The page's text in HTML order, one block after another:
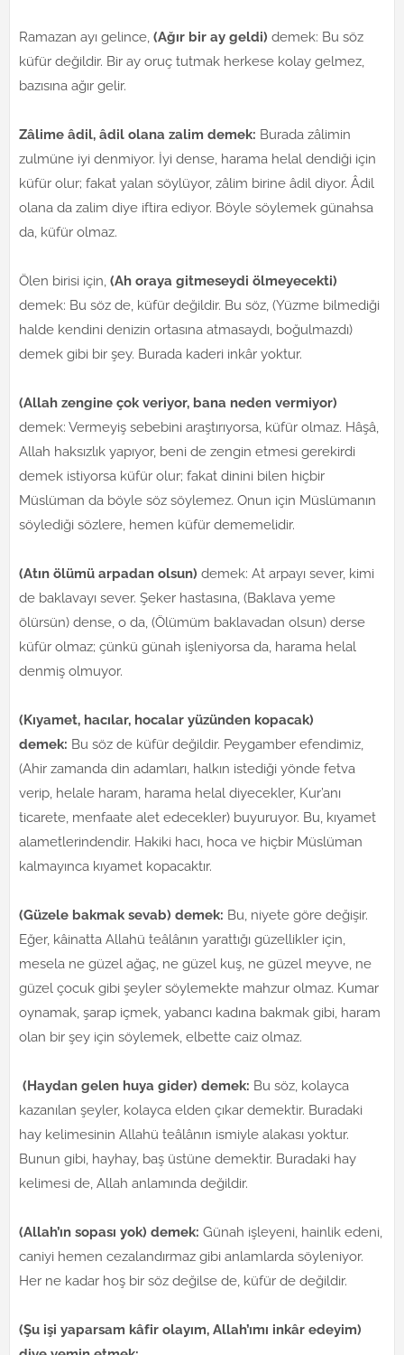
Ramazan ayı gelince, (Ağır bir ay geldi) demek: Bu söz
küfür değildir. Bir ay oruç tutmak herkese kolay gelmez,
bazısına ağır gelir.
Zâlime âdil, âdil olana zalim demek: Burada zâlimin
zulmüne iyi denmiyor. İyi dense, harama helal dendiği için
küfür olur; fakat yalan söylüyor, zâlim birine âdil diyor. Âdil
olana da zalim diye iftira ediyor. Böyle söylemek günahsa
da, küfür olmaz.
Ölen birisi için, (Ah oraya gitmeseydi ölmeyecekti)
demek: Bu söz de, küfür değildir. Bu söz, (Yüzme bilmediği
halde kendini denizin ortasına atmasaydı, boğulmazdı)
demek gibi bir şey. Burada kaderi inkâr yoktur.
(Allah zengine çok veriyor, bana neden vermiyor)
demek: Vermeyiş sebebini araştırıyorsa, küfür olmaz. Hâşâ,
Allah haksızlık yapıyor, beni de zengin etmesi gerekirdi
demek istiyorsa küfür olur; fakat dinini bilen hiçbir
Müslüman da böyle söz söylemez. Onun için Müslümanın
söylediği sözlere, hemen küfür dememelidir.
(Atın ölümü arpadan olsun) demek: At arpayı sever, kimi
de baklavayı sever. Şeker hastasına, (Baklava yeme
ölürsün) dense, o da, (Ölümüm baklavadan olsun) derse
küfür olmaz; çünkü günah işleniyorsa da, harama helal
denmiş olmuyor.
(Kıyamet, hacılar, hocalar yüzünden kopacak)
demek: Bu söz de küfür değildir. Peygamber efendimiz,
(Ahir zamanda din adamları, halkın istediği yönde fetva
verip, helale haram, harama helal diyecekler, Kur’anı
ticarete, menfaate alet edecekler) buyuruyor. Bu, kıyamet
alametlerindendir. Hakiki hacı, hoca ve hiçbir Müslüman
kalmayınca kıyamet kopacaktır.
(Güzele bakmak sevab) demek: Bu, niyete göre değişir.
Eğer, kâinatta Allahü teâlânın yarattığı güzellikler için,
mesela ne güzel ağaç, ne güzel kuş, ne güzel meyve, ne
güzel çocuk gibi şeyler söylemekte mahzur olmaz. Kumar
oynamak, şarap içmek, yabancı kadına bakmak gibi, haram
olan bir şey için söylemek, elbette caiz olmaz.
(Haydan gelen huya gider) demek: Bu söz, kolayca
kazanılan şeyler, kolayca elden çıkar demektir. Buradaki
hay kelimesinin Allahü teâlânın ismiyle alakası yoktur.
Bunun gibi, hayhay, baş üstüne demektir. Buradaki hay
kelimesi de, Allah anlamında değildir.
(Allah’ın sopası yok) demek: Günah işleyeni, hainlik edeni,
caniyi hemen cezalandırmaz gibi anlamlarda söyleniyor.
Her ne kadar hoş bir söz değilse de, küfür de değildir.
(Şu işi yaparsam kâfir olayım, Allah’ımı inkâr edeyim)